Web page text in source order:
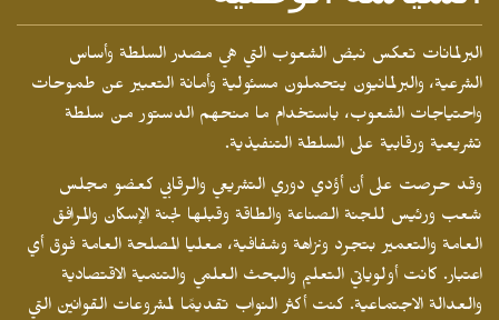
البرلمانات تعكس نبض الشعوب التي هي مصدر السلطة وأساس
الشرعية، والبرلمانيون يتحملون مسئولية وأمانة التعبير عن طموحات
واحتياجات الشعوب، باستخدام ما منحهم الدستور من سلطة
تشريعية ورقابية على السلطة التنفيذية.
وقد حرصت على أن أؤدي دوري التشريعي والرقابي كعضو مجلس
شعب ورئيس للجنة الصناعة والطاقة وقبلها لجنة الإسكان والمرافق
العامة والتعمير بتجرد ونزاهة وشفافية، معليا المصلحة العامة فوق أي
اعتبار. كانت أولوياتي التعليم والبحث العلمي والتنمية الاقتصادية
والعدالة الاجتماعية. كنت أكثر النواب تقديمًا لمشروعات القوانين التي